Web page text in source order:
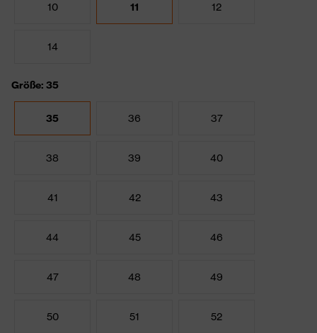
10 11 12
14
Größe: 35
35 36 37
38 39 40
41 42 43
44 45 46
47 48 49
50 51 52